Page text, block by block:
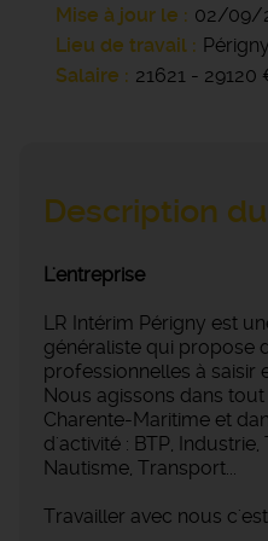
Mise à jour le
02/09/
Lieu de travail
Périgny
Salaire
21621 -
Description
L'entreprise
LR Intérim Périgny est
généraliste qui propose
professionnelles à saisir
Nous agissons dans
Charente-Maritime et
d'activité : BTP,
Nautisme, Transport...
Travailler avec nous